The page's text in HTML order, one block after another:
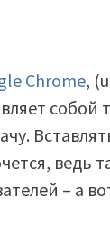
Chrome,
собой
ведь
– а